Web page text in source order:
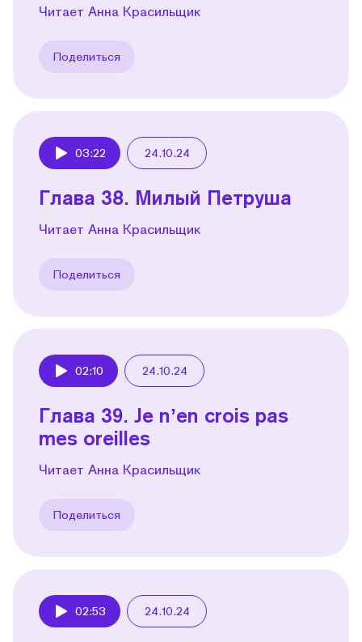
Читает Анна Красильщик
Поделиться
03:22 24.10.24
Глава 38. Милый Петруша
Читает Анна Красильщик
Поделиться
02:10 24.10.24
Глава 39. Je nʼen crois pas
mes oreilles
Читает Анна Красильщик
Поделиться
02:53 24.10.24